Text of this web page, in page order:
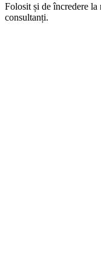
Folosit și de încredere
consultanți.